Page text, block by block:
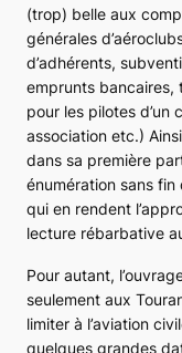
(trop) belle aux
générales
d’adhérents,
emprunts bancaires,
pour les pilotes d’un
association etc.)
dans sa première
énumération sans
qui en rendent
lecture rébarbative
Pour autant,
seulement aux
limiter à l’aviation
quelques grandes